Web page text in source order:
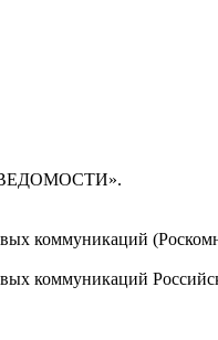
коммуникаций
коммуникаций